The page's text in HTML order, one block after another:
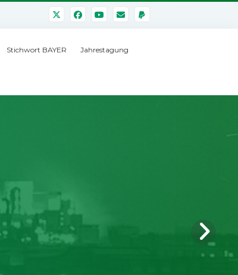
Stichwort BAYER Jahrestagung